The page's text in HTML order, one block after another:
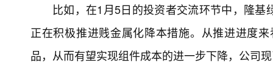
比如，在1月5日的投资者交流环节中，隆
正在积极推进贱金属化降本措施。从推进进度
品，从而有望实现组件成本的进一步下降，公司